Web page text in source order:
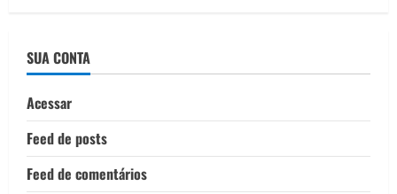
SUA CONTA
Acessar
Feed de posts
Feed de comentários